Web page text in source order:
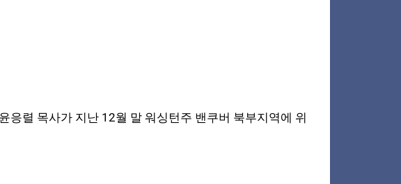
렬 목사가 지난 12월 말 워싱턴주 밴쿠버 북부지역에 위